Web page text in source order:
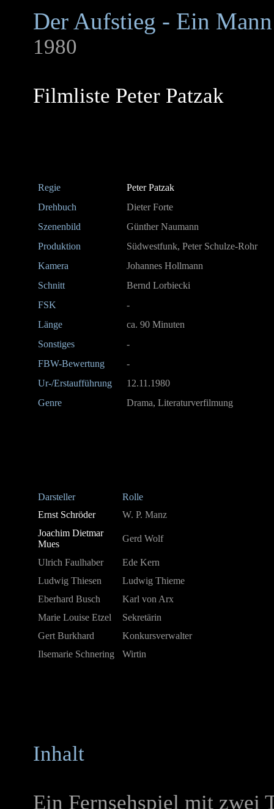
Der Aufstieg - Ein
1980
Filmliste Peter Patzak
Regie
Peter Patzak
Drehbuch
Dieter Forte
Szenenbild
Günther Naumann
Produktion
Südwestfunk, Peter Schulze-Rohr
Kamera
Johannes Hollmann
Schnitt
Bernd Lorbiecki
FSK
-
Länge
ca. 90 Minuten
Sonstiges
-
FBW-Bewertung
-
Ur-/Erstaufführung
12.11.1980
Genre
Drama, Literaturverfilmung
Darsteller
Rolle
Ernst Schröder
W. P. Manz
Joachim Dietmar
Mues
Gerd Wolf
Ulrich Faulhaber
Ede Kern
Ludwig Thiesen
Ludwig Thieme
Eberhard Busch
Karl von Arx
Marie Louise Etzel
Sekretärin
Gert Burkhard
Konkursverwalter
Ilsemarie Schnering
Wirtin
Inhalt
Ein Fernsehspiel mit zwei